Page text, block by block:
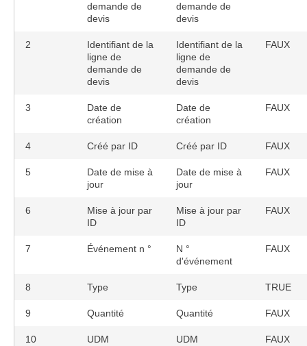
demande de
devis
demande de
devis
2
Identifiant de la
ligne de
demande de
devis
Identifiant de la
ligne de
demande de
devis
FAUX
3
Date de
création
Date de
création
FAUX
4 Créé par ID Créé par ID FAUX
5
Date de mise à
jour
Date de mise à
jour
FAUX
6
Mise à jour par
ID
Mise à jour par
ID
FAUX
7 Événement n °
N °
d'événement
FAUX
8 Type Type TRUE
9 Quantité Quantité FAUX
10 UDM UDM FAUX